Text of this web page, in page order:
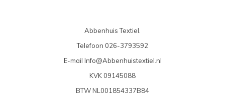
Abbenhuis Textiel.
Telefoon 026-3793592
E-mail Info@Abbenhuistextiel.nl
KVK 09145088
BTWNL001854337B84